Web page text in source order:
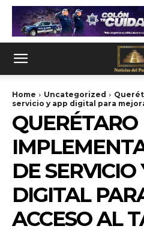
Home Uncategorized
servicio y app digital para
QUERÉTARO
DE SERVICIO
DIGITAL
ACCESO AL